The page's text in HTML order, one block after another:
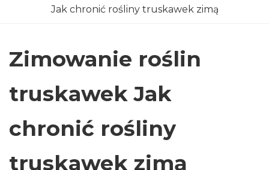
Jak chronić rośliny truskawek zimą
Zimowanie roślin
truskawek Jak
chronić rośliny
truskawek zimą